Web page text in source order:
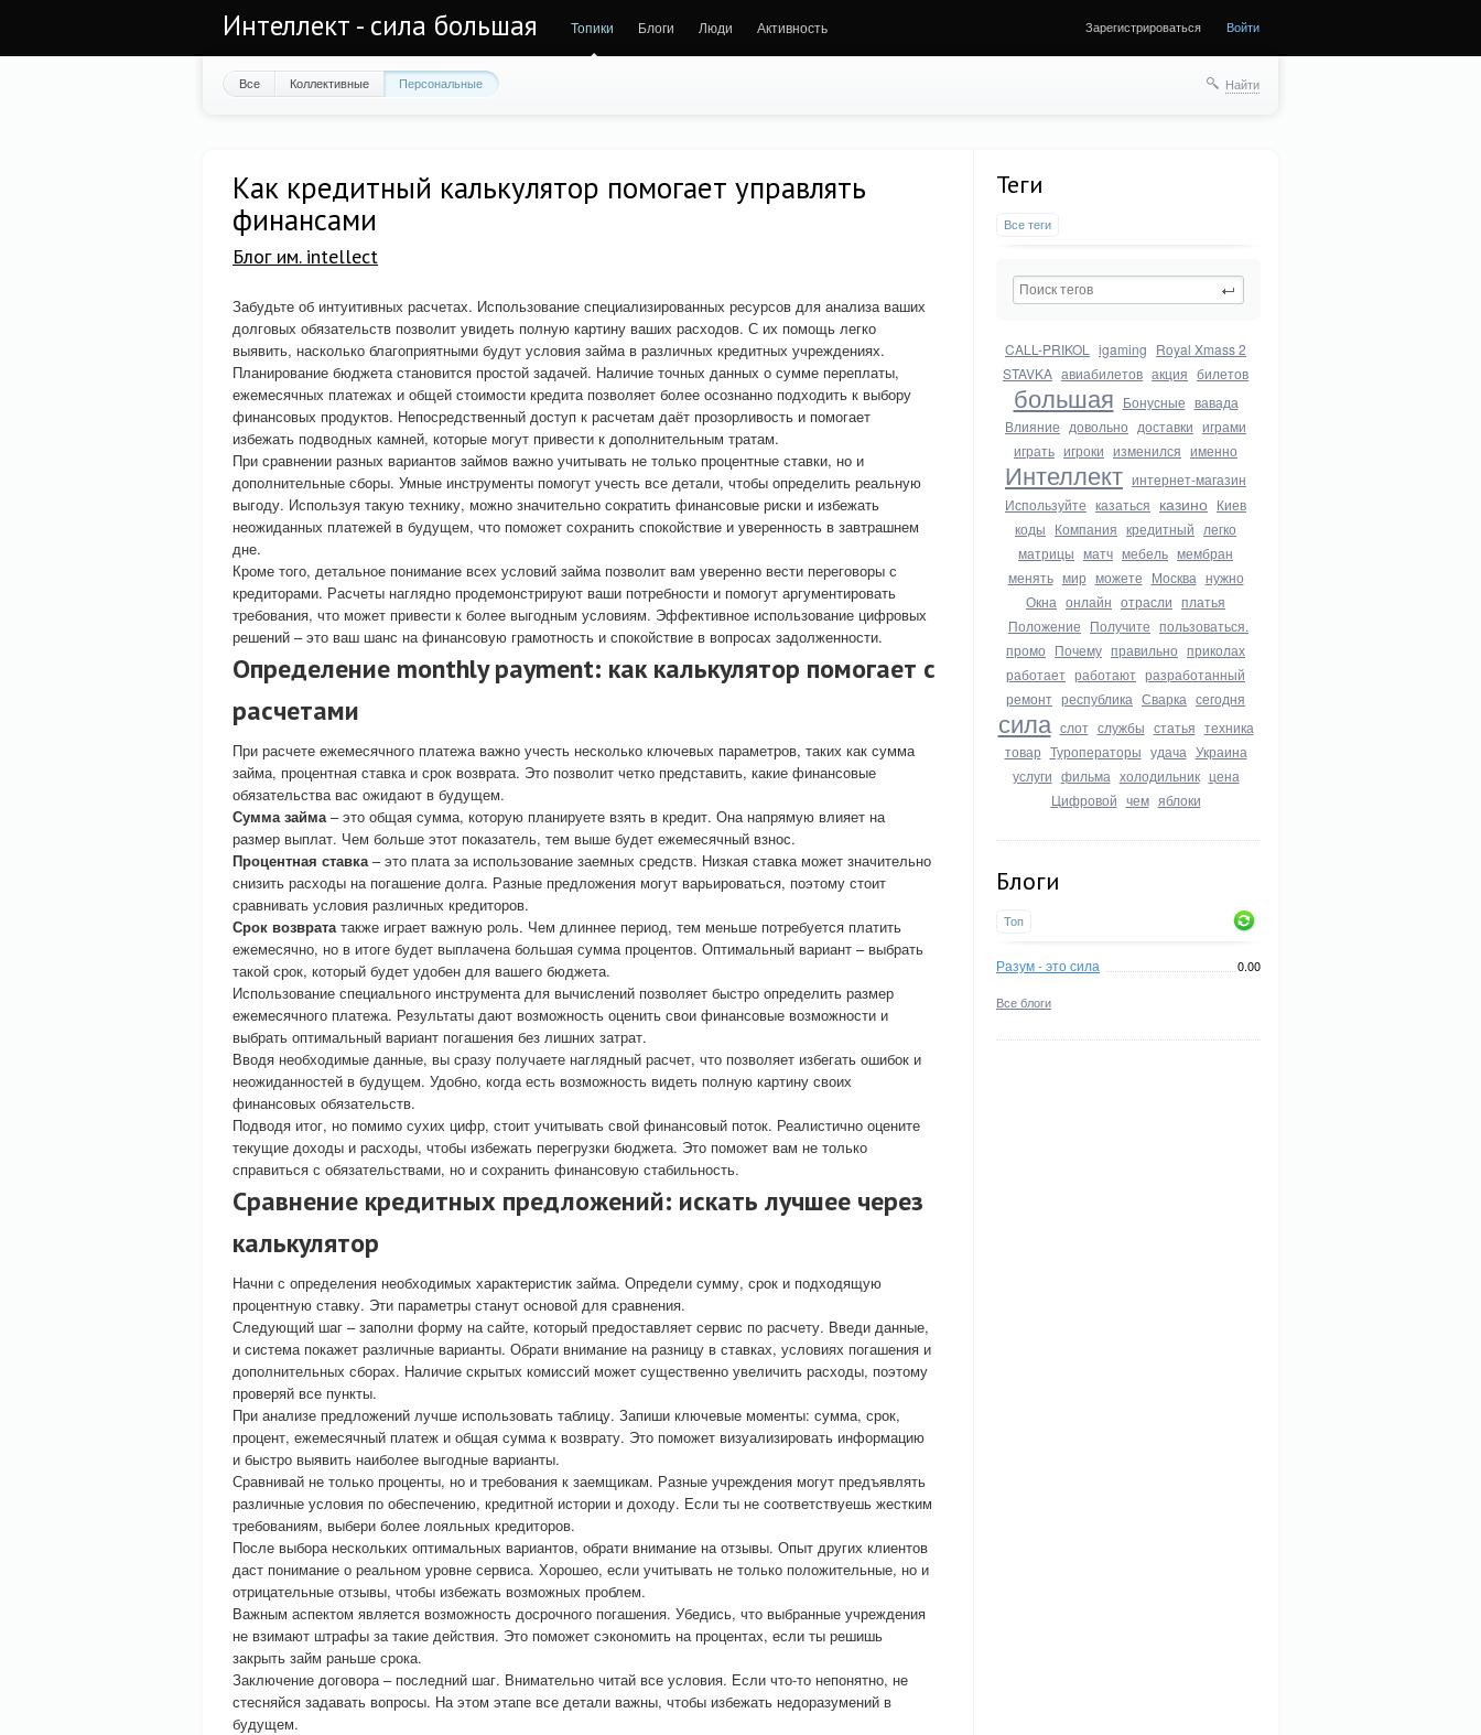
Интеллект - сила большая Топики Блоги Люди Активность Зарегистрироваться Войти
Все Коллективные Персональные Найти
Теги
Все теги
CALL-PRIKOL igaming Royal Xmass 2
STAVKA авиабилетов акция билетов
большая Бонусные вавада
Влияние довольно доставки играми
играть игроки изменился именно
Интеллект интернет-магазин
Используйте казаться казино Киев
коды Компания кредитный легко
матрицы матч мебель мембран
менять мир можете Москва нужно
Окна онлайн отрасли платья
Положение Получите пользоваться.
промо Почему правильно приколах
работает работают разработанный
ремонт республика Сварка сегодня
сила слот службы статья техника
товар Туроператоры удача Украина
услуги фильма холодильник цена
Цифровой чем яблоки
Блоги
Топ
Разум - это сила 0.00
Все блоги
Как кредитный калькулятор помогает управлять
финансами
Блог им. intellect
Забудьте об интуитивных расчетах. Использование специализированных ресурсов для анализа ваших
долговых обязательств позволит увидеть полную картину ваших расходов. С их помощь легко
выявить, насколько благоприятными будут условия займа в различных кредитных учреждениях.
Планирование бюджета становится простой задачей. Наличие точных данных о сумме переплаты,
ежемесячных платежах и общей стоимости кредита позволяет более осознанно подходить к выбору
финансовых продуктов. Непосредственный доступ к расчетам даёт прозорливость и помогает
избежать подводных камней, которые могут привести к дополнительным тратам.
При сравнении разных вариантов займов важно учитывать не только процентные ставки, но и
дополнительные сборы. Умные инструменты помогут учесть все детали, чтобы определить реальную
выгоду. Используя такую технику, можно значительно сократить финансовые риски и избежать
неожиданных платежей в будущем, что поможет сохранить спокойствие и уверенность в завтрашнем
дне.
Кроме того, детальное понимание всех условий займа позволит вам уверенно вести переговоры с
кредиторами. Расчеты наглядно продемонстрируют ваши потребности и помогут аргументировать
требования, что может привести к более выгодным условиям. Эффективное использование цифровых
решений – это ваш шанс на финансовую грамотность и спокойствие в вопросах задолженности.
Определение monthly payment: как калькулятор помогает с
расчетами
При расчете ежемесячного платежа важно учесть несколько ключевых параметров, таких как сумма
займа, процентная ставка и срок возврата. Это позволит четко представить, какие финансовые
обязательства вас ожидают в будущем.
Сумма займа– это общая сумма, которую планируете взять в кредит. Она напрямую влияет на
размер выплат. Чем больше этот показатель, тем выше будет ежемесячный взнос.
Процентная ставка– это плата за использование заемных средств. Низкая ставка может значительно
снизить расходы на погашение долга. Разные предложения могут варьироваться, поэтому стоит
сравнивать условия различных кредиторов.
Срок возврататакже играет важную роль. Чем длиннее период, тем меньше потребуется платить
ежемесячно, но в итоге будет выплачена большая сумма процентов. Оптимальный вариант – выбрать
такой срок, который будет удобен для вашего бюджета.
Использование специального инструмента для вычислений позволяет быстро определить размер
ежемесячного платежа. Результаты дают возможность оценить свои финансовые возможности и
выбрать оптимальный вариант погашения без лишних затрат.
Вводя необходимые данные, вы сразу получаете наглядный расчет, что позволяет избегать ошибок и
неожиданностей в будущем. Удобно, когда есть возможность видеть полную картину своих
финансовых обязательств.
Подводя итог, но помимо сухих цифр, стоит учитывать свой финансовый поток. Реалистично оцените
текущие доходы и расходы, чтобы избежать перегрузки бюджета. Это поможет вам не только
справиться с обязательствами, но и сохранить финансовую стабильность.
Сравнение кредитных предложений: искать лучшее через
калькулятор
Начни с определения необходимых характеристик займа. Определи сумму, срок и подходящую
процентную ставку. Эти параметры станут основой для сравнения.
Следующий шаг – заполни форму на сайте, который предоставляет сервис по расчету. Введи данные,
и система покажет различные варианты. Обрати внимание на разницу в ставках, условиях погашения и
дополнительных сборах. Наличие скрытых комиссий может существенно увеличить расходы, поэтому
проверяй все пункты.
При анализе предложений лучше использовать таблицу. Запиши ключевые моменты: сумма, срок,
процент, ежемесячный платеж и общая сумма к возврату. Это поможет визуализировать информацию
и быстро выявить наиболее выгодные варианты.
Сравнивай не только проценты, но и требования к заемщикам. Разные учреждения могут предъявлять
различные условия по обеспечению, кредитной истории и доходу. Если ты не соответствуешь жестким
требованиям, выбери более лояльных кредиторов.
После выбора нескольких оптимальных вариантов, обрати внимание на отзывы. Опыт других клиентов
даст понимание о реальном уровне сервиса. Хорошео, если учитывать не только положительные, но и
отрицательные отзывы, чтобы избежать возможных проблем.
Важным аспектом является возможность досрочного погашения. Убедись, что выбранные учреждения
не взимают штрафы за такие действия. Это поможет сэкономить на процентах, если ты решишь
закрыть займ раньше срока.
Заключение договора – последний шаг. Внимательно читай все условия. Если что-то непонятно, не
стесняйся задавать вопросы. На этом этапе все детали важны, чтобы избежать недоразумений в
будущем.